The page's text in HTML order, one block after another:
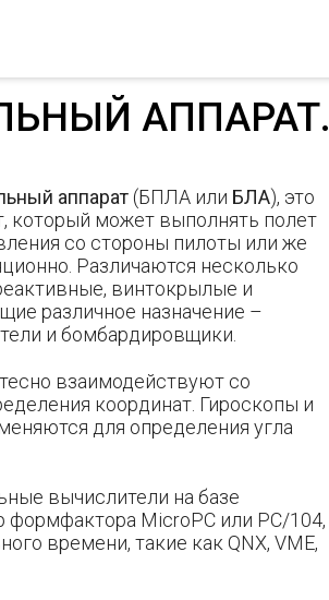
АППАРАТ.
аппарат (БПЛА или БЛА), это
который может выполнять полет
со стороны пилоты или же
Различаются несколько
винтокрылые и
различное назначение –
и бомбардировщики.
взаимодействуют со
координат. Гироскопы и
для определения угла
вычислители на базе
MicroPC или PC/104,
времени, такие как QNX, VME,